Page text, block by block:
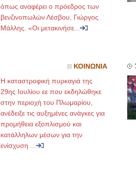
όπως αναφέρει ο πρόεδρος των
βενζινοπωλών Λέσβου, Γιώργος
Μάλλης. «Οι μετακινήσε...
ΚΟΙΝΩΝΙΑ
Η καταστροφική πυρκαγιά της
29ης Ιουλίου εε που εκδηλώθηκε
στην περιοχή του Πλωμαρίου,
ανέδειξε τις αυξημένες ανάγκες για
προμήθεια εξοπλισμού και
κατάλληλων μέσων για την
ενίσχυση ...